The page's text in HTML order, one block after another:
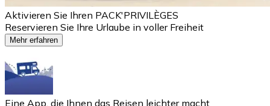
Aktivieren Sie Ihren PACK'PRIVILÈGES
Reservieren Sie Ihre Urlaube in voller Freiheit
Mehr erfahren
Eine App, die Ihnen das Reisen leichter macht